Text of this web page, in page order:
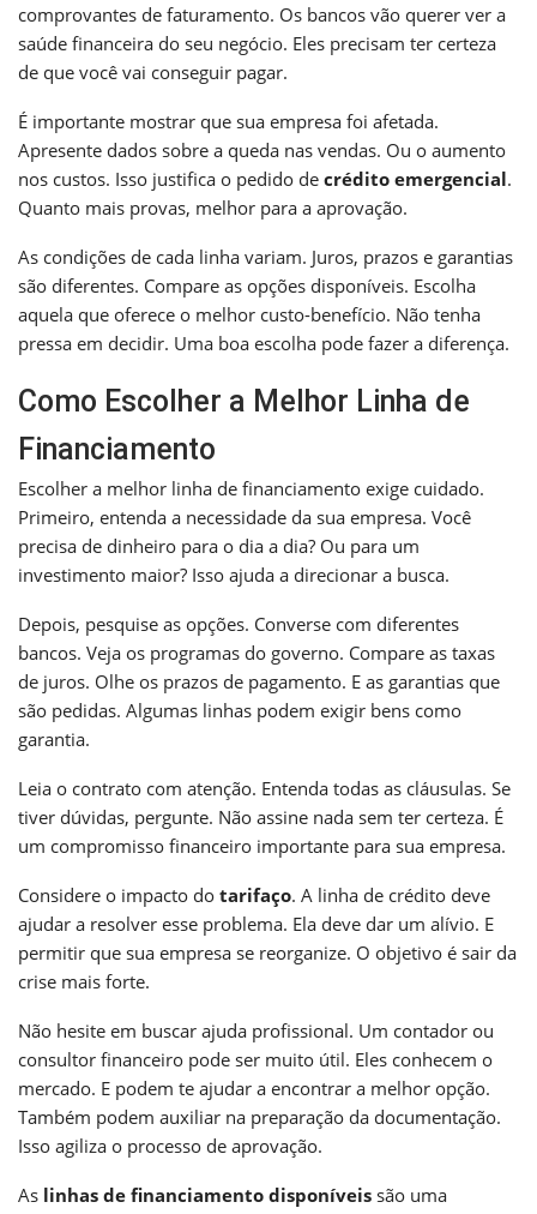
comprovantes de faturamento. Os bancos vão querer ver a
saúde financeira do seu negócio. Eles precisam ter certeza
de que você vai conseguir pagar.
É importante mostrar que sua empresa foi afetada.
Apresente dados sobre a queda nas vendas. Ou o aumento
nos custos. Isso justifica o pedido de crédito emergencial.
Quanto mais provas, melhor para a aprovação.
As condições de cada linha variam. Juros, prazos e garantias
são diferentes. Compare as opções disponíveis. Escolha
aquela que oferece o melhor custo-benefício. Não tenha
pressa em decidir. Uma boa escolha pode fazer a diferença.
Como Escolher a Melhor Linha de
Financiamento
Escolher a melhor linha de financiamento exige cuidado.
Primeiro, entenda a necessidade da sua empresa. Você
precisa de dinheiro para o dia a dia? Ou para um
investimento maior? Isso ajuda a direcionar a busca.
Depois, pesquise as opções. Converse com diferentes
bancos. Veja os programas do governo. Compare as taxas
de juros. Olhe os prazos de pagamento. E as garantias que
são pedidas. Algumas linhas podem exigir bens como
garantia.
Leia o contrato com atenção. Entenda todas as cláusulas. Se
tiver dúvidas, pergunte. Não assine nada sem ter certeza. É
um compromisso financeiro importante para sua empresa.
Considere o impacto do tarifaço. A linha de crédito deve
ajudar a resolver esse problema. Ela deve dar um alívio. E
permitir que sua empresa se reorganize. O objetivo é sair da
crise mais forte.
Não hesite em buscar ajuda profissional. Um contador ou
consultor financeiro pode ser muito útil. Eles conhecem o
mercado. E podem te ajudar a encontrar a melhor opção.
Também podem auxiliar na preparação da documentação.
Isso agiliza o processo de aprovação.
As linhas de financiamento disponíveis são uma